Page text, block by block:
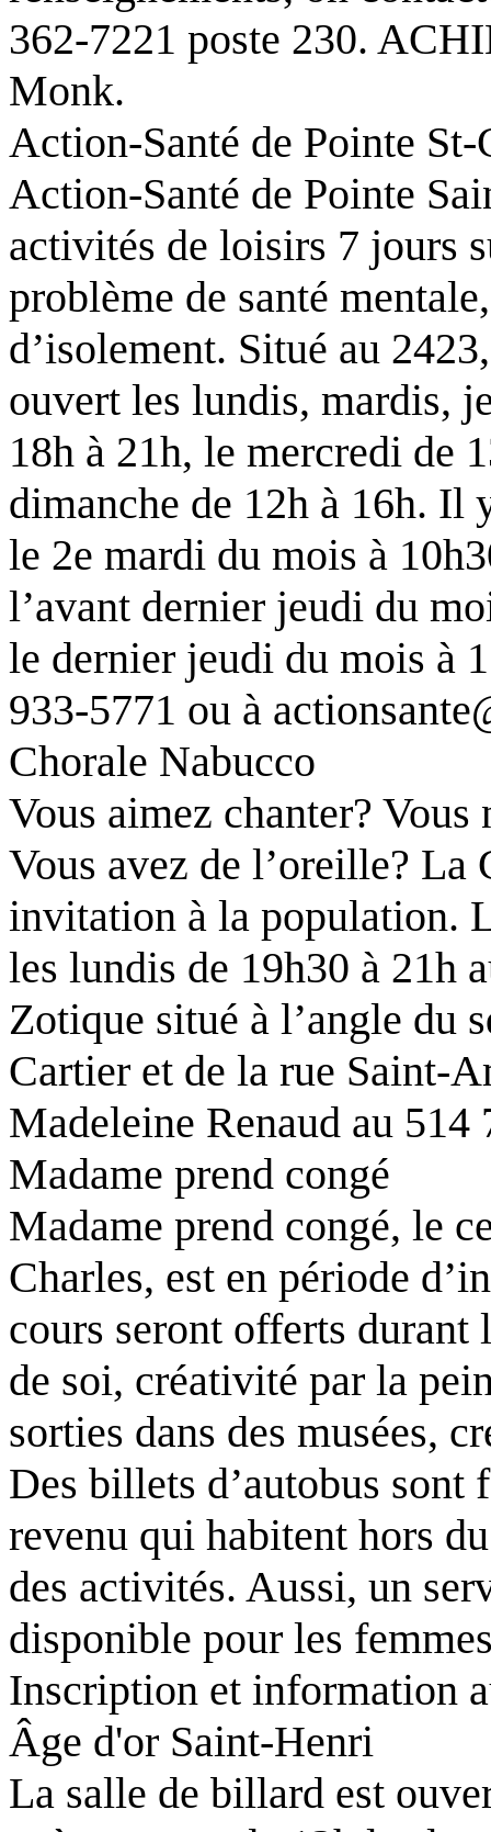
362-7221 poste 230.
Monk.
Action-Santé de Pointe St-
Action-Santé de Pointe
activités de loisirs 7 jours
problème de santé
d’isolement. Situé au
ouvert les lundis, mardis,
18h à 21h, le mercredi de
dimanche de 12h à 16h. Il
le 2e mardi du mois à
l’avant dernier jeudi du
le dernier jeudi du mois à
933-5771 ou à
Chorale Nabucco
Vous aimez chanter? Vous
Vous avez de l’oreille? La
invitation à la population.
les lundis de 19h30 à 21h
Zotique situé à l’angle du
Cartier et de la rue Saint-
Madeleine Renaud au 514
Madame prend congé
Madame prend congé, le
Charles, est en période
cours seront offerts durant
de soi, créativité par la
sorties dans des musées,
Des billets d’autobus
revenu qui habitent hors
des activités. Aussi, un
disponible pour les
Inscription et information
Âge d'or Saint-Henri
La salle de billard est